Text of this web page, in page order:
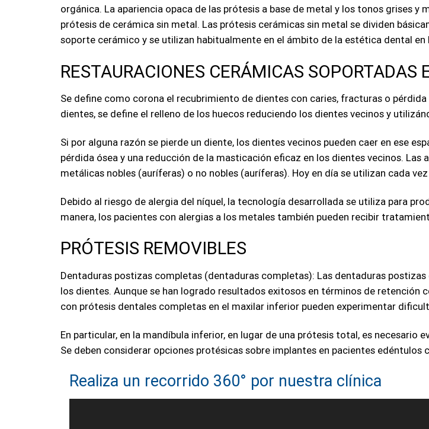
orgánica. La apariencia opaca de las prótesis a base de metal y los tonos grises y
prótesis de cerámica sin metal. Las prótesis cerámicas sin metal se dividen
soporte cerámico y se utilizan habitualmente en el ámbito de la estética dental en
RESTAURACIONES CERÁMICAS SOPORTADAS
Se define como corona el recubrimiento de dientes con caries, fracturas o
dientes, se define el relleno de los huecos reduciendo los dientes vecinos y
Si por alguna razón se pierde un diente, los dientes vecinos pueden caer en ese
pérdida ósea y una reducción de la masticación eficaz en los dientes vecinos.
metálicas nobles (auríferas) o no nobles (auríferas). Hoy en día se utilizan cada
Debido al riesgo de alergia del níquel, la tecnología desarrollada se utiliza para
manera, los pacientes con alergias a los metales también pueden recibir
PRÓTESIS REMOVIBLES
Dentaduras postizas completas (dentaduras completas): Las dentaduras
los dientes. Aunque se han logrado resultados exitosos en términos de retención
con prótesis dentales completas en el maxilar inferior pueden experimentar
En particular, en la mandíbula inferior, en lugar de una prótesis total, es necesario
Se deben considerar opciones protésicas sobre implantes en pacientes edéntulos
Realiza un recorrido 360° por nuestra clínica